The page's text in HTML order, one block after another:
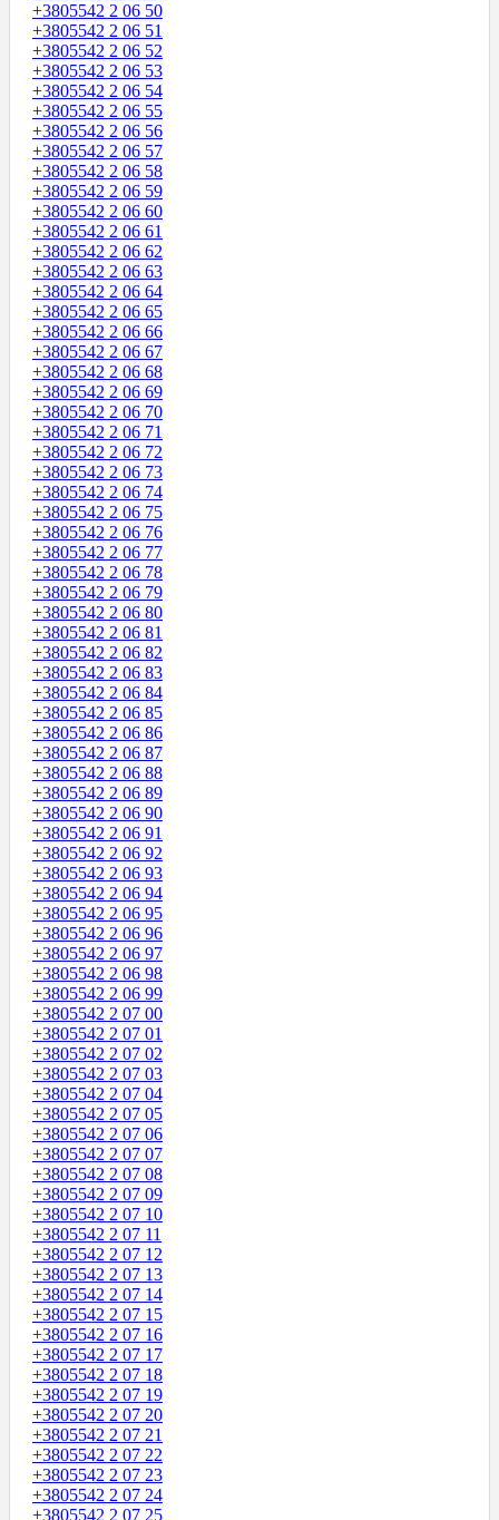
+3805542 2 06 50
+3805542 2 06 51
+3805542 2 06 52
+3805542 2 06 53
+3805542 2 06 54
+3805542 2 06 55
+3805542 2 06 56
+3805542 2 06 57
+3805542 2 06 58
+3805542 2 06 59
+3805542 2 06 60
+3805542 2 06 61
+3805542 2 06 62
+3805542 2 06 63
+3805542 2 06 64
+3805542 2 06 65
+3805542 2 06 66
+3805542 2 06 67
+3805542 2 06 68
+3805542 2 06 69
+3805542 2 06 70
+3805542 2 06 71
+3805542 2 06 72
+3805542 2 06 73
+3805542 2 06 74
+3805542 2 06 75
+3805542 2 06 76
+3805542 2 06 77
+3805542 2 06 78
+3805542 2 06 79
+3805542 2 06 80
+3805542 2 06 81
+3805542 2 06 82
+3805542 2 06 83
+3805542 2 06 84
+3805542 2 06 85
+3805542 2 06 86
+3805542 2 06 87
+3805542 2 06 88
+3805542 2 06 89
+3805542 2 06 90
+3805542 2 06 91
+3805542 2 06 92
+3805542 2 06 93
+3805542 2 06 94
+3805542 2 06 95
+3805542 2 06 96
+3805542 2 06 97
+3805542 2 06 98
+3805542 2 06 99
+3805542 2 07 00
+3805542 2 07 01
+3805542 2 07 02
+3805542 2 07 03
+3805542 2 07 04
+3805542 2 07 05
+3805542 2 07 06
+3805542 2 07 07
+3805542 2 07 08
+3805542 2 07 09
+3805542 2 07 10
+3805542 2 07 11
+3805542 2 07 12
+3805542 2 07 13
+3805542 2 07 14
+3805542 2 07 15
+3805542 2 07 16
+3805542 2 07 17
+3805542 2 07 18
+3805542 2 07 19
+3805542 2 07 20
+3805542 2 07 21
+3805542 2 07 22
+3805542 2 07 23
+3805542 2 07 24
+3805542 2 07 25